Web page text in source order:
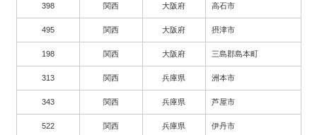
398 関西 大阪府 高石市
495 関西 大阪府 摂津市
198 関西 大阪府 三島郡島本町
313 関西 兵庫県 洲本市
343 関西 兵庫県 芦屋市
522 関西 兵庫県 伊丹市